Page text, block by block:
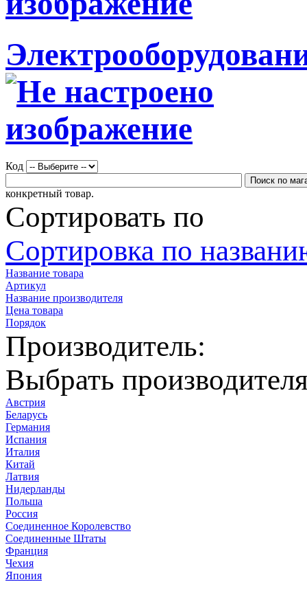
Код
конкретный товар.
Сортировать по
Сортировка по
Название товара
Артикул
Название производителя
Цена товара
Порядок
Производитель:
Выбрать
Австрия
Беларусь
Германия
Испания
Италия
Китай
Латвия
Нидерланды
Польша
Россия
Соединенное Королевство
Соединенные Штаты
Франция
Чехия
Япония